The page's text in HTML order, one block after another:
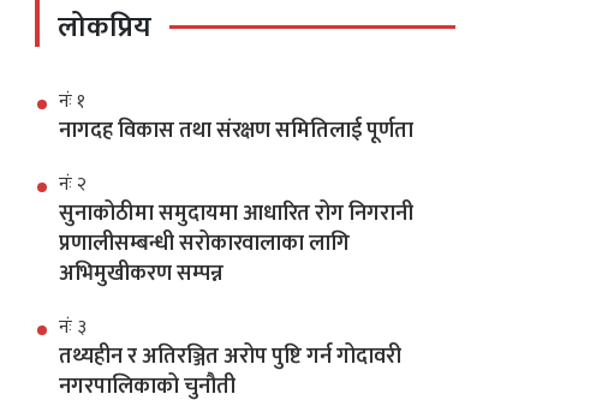
लोकप्रिय
नंः १
नागदह विकास तथा संरक्षण समितिलाई पूर्णता
नंः २
सुनाकोठीमा समुदायमा आधारित रोग निगरानी
प्रणालीसम्बन्धी सरोकारवालाका लागि
अभिमुखीकरण सम्पन्न
नंः ३
तथ्यहीन र अतिरञ्जित अरोप पुष्टि गर्न गोदावरी
नगरपालिकाको चुनौती